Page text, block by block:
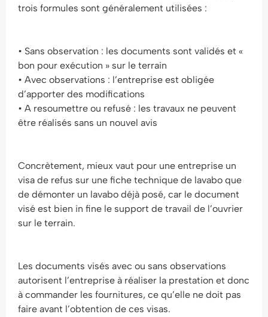
trois formules sont généralement utilisées :
• Sans observation : les documents sont validés et «
bon pour exécution » sur le terrain
• Avec observations : l’entreprise est obligée
d’apporter des modifications
• A resoumettre ou refusé : les travaux ne peuvent
être réalisés sans un nouvel avis
Concrètement, mieux vaut pour une entreprise un
visa de refus sur une fiche technique de lavabo que
de démonter un lavabo déjà posé, car le document
visé est bien in fine le support de travail de l’ouvrier
sur le terrain.
Les documents visés avec ou sans observations
autorisent l’entreprise à réaliser la prestation et donc
à commander les fournitures, ce qu’elle ne doit pas
faire avant l’obtention de ces visas.